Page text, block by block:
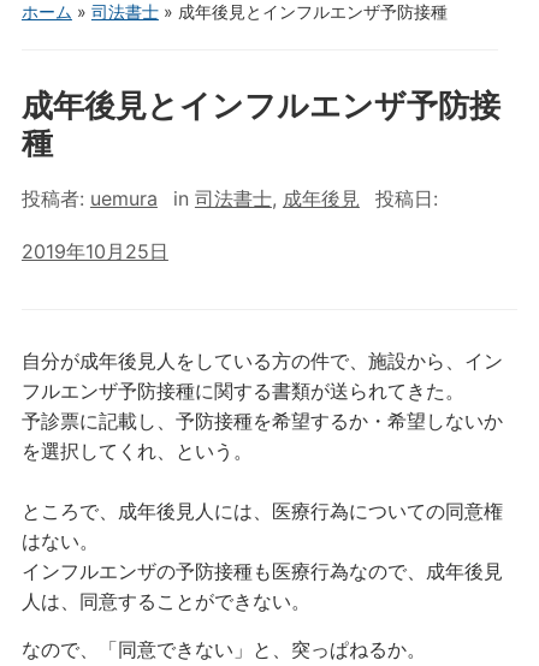
ホーム » 司法書士» 成年後見とインフルエンザ予防接種
成年後見とインフルエンザ予防接
種
投稿者: uemura in 司法書士, 成年後見 投稿日:
2019年10月25日
自分が成年後見人をしている方の件で、施設から、イン
フルエンザ予防接種に関する書類が送られてきた。
予診票に記載し、予防接種を希望するか・希望しないか
を選択してくれ、という。
ところで、成年後見人には、医療行為についての同意権
はない。
インフルエンザの予防接種も医療行為なので、成年後見
人は、同意することができない。
なので、「同意できない」と、突っぱねるか。